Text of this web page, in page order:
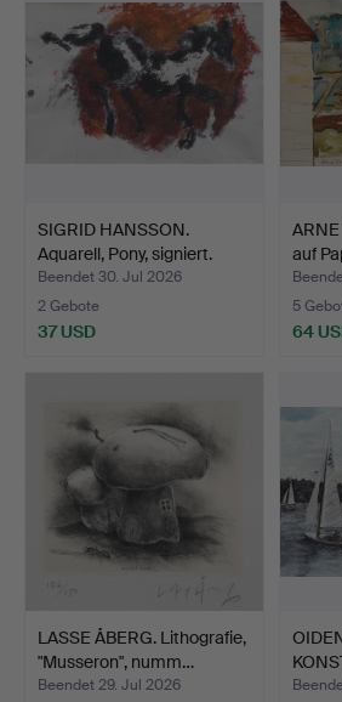
SIGRID HANSSON.
Aquarell, Pony, signiert.
Beendet 30. Jul 2026
2 Gebote
37 USD
auf
5
64
LASSE ÅBERG. Lithografie,
"Musseron", numm…
Beendet 29. Jul 2026